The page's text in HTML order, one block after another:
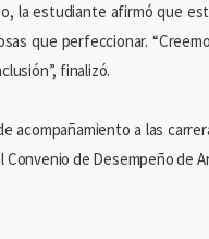
la estudiante afirmó que
que perfeccionar.
finalizó.
acompañamiento a las
de Desempeño de